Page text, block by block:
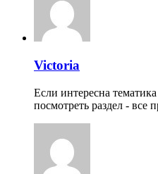
Victoria
Если интересна
посмотреть раздел - все